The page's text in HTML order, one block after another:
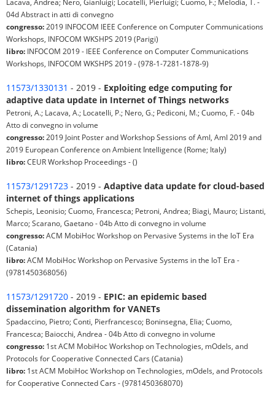
04d Abstract in atti di convegno
congresso: 2019 INFOCOM IEEE Conference on Computer Communications
Workshops, INFOCOM WKSHPS 2019 (Parigi)
libro: INFOCOM 2019 - IEEE Conference on Computer Communications
Workshops, INFOCOM WKSHPS 2019 - (978-1-7281-1878-9)
11573/1330131 - 2019 - Exploiting edge computing for
adaptive data update in Internet of Things networks
Petroni, A.; Lacava, A.; Locatelli, P.; Nero, G.; Pediconi, M.; Cuomo, F. - 04b
Atto di convegno in volume
congresso: 2019 Joint Poster and Workshop Sessions of AmI, AmI 2019 and
2019 European Conference on Ambient Intelligence (Rome; Italy)
libro:CEUR Workshop Proceedings - ()
11573/1291723 - 2019 - Adaptive data update for cloud-based
internet of things applications
Schepis, Leonisio; Cuomo, Francesca; Petroni, Andrea; Biagi, Mauro; Listanti,
Marco; Scarano, Gaetano - 04b Atto di convegno in volume
congresso:ACM MobiHoc Workshop on Pervasive Systems in the IoT Era
(Catania)
libro:ACM MobiHoc Workshop on Pervasive Systems in the IoT Era -
(9781450368056)
11573/1291720 - 2019 - EPIC: an epidemic based
dissemination algorithm for VANETs
Spadaccino, Pietro; Conti, Pierfrancesco; Boninsegna, Elia; Cuomo,
Francesca; Baiocchi, Andrea - 04b Atto di convegno in volume
congresso: 1st ACM MobiHoc Workshop on Technologies, mOdels, and
Protocols for Cooperative Connected Cars (Catania)
libro: 1st ACM MobiHoc Workshop on Technologies, mOdels, and Protocols
for Cooperative Connected Cars - (9781450368070)